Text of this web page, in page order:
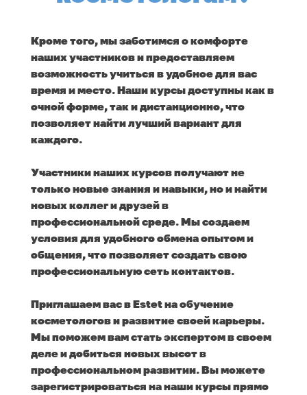
Кроме того, мы заботимся о комфорте
наших участников и предоставляем
возможность учиться в удобное для вас
время и место. Наши курсы доступны как в
очной форме, так и дистанционно, что
позволяет найти лучший вариант для
каждого.
Участники наших курсов получают не
только новые знания и навыки, но и найти
новых коллег и друзей в
профессиональной среде. Мы создаем
условия для удобного обмена опытом и
общения, что позволяет создать свою
профессиональную сеть контактов.
Приглашаем вас в Estet на обучение
косметологов и развитие своей карьеры.
Мы поможем вам стать экспертом в своем
деле и добиться новых высот в
профессиональном развитии. Вы можете
зарегистрироваться на наши курсы прямо